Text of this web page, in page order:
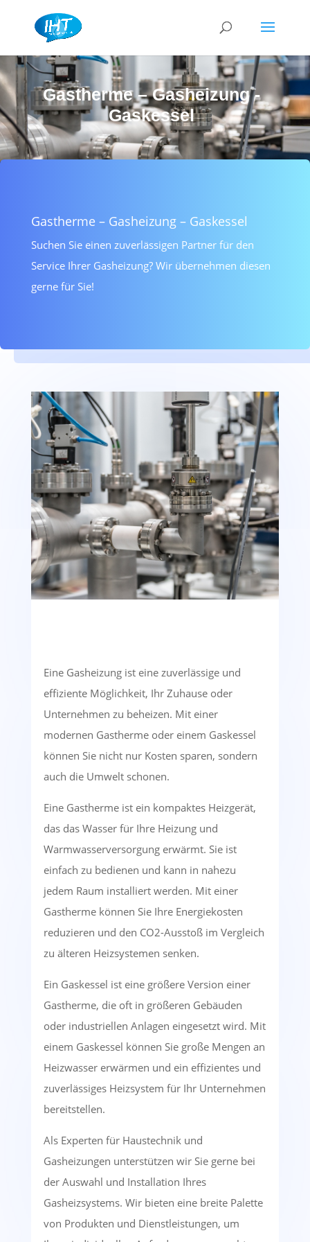
Gastherme – Gasheizung -
Gaskessel
Gastherme – Gasheizung – Gaskessel
Suchen Sie einen zuverlässigen Partner für den
Service Ihrer Gasheizung? Wir übernehmen diesen
gerne für Sie!
Eine Gasheizung ist eine zuverlässige und
effiziente Möglichkeit, Ihr Zuhause oder
Unternehmen zu beheizen. Mit einer
modernen Gastherme oder einem Gaskessel
können Sie nicht nur Kosten sparen, sondern
auch die Umwelt schonen.
Eine Gastherme ist ein kompaktes Heizgerät,
das das Wasser für Ihre Heizung und
Warmwasserversorgung erwärmt. Sie ist
einfach zu bedienen und kann in nahezu
jedem Raum installiert werden. Mit einer
Gastherme können Sie Ihre Energiekosten
reduzieren und den CO2-Ausstoß im Vergleich
zu älteren Heizsystemen senken.
Ein Gaskessel ist eine größere Version einer
Gastherme, die oft in größeren Gebäuden
oder industriellen Anlagen eingesetzt wird. Mit
einem Gaskessel können Sie große Mengen an
Heizwasser erwärmen und ein effizientes und
zuverlässiges Heizsystem für Ihr Unternehmen
bereitstellen.
Als Experten für Haustechnik und
Gasheizungen unterstützen wir Sie gerne bei
der Auswahl und Installation Ihres
Gasheizsystems. Wir bieten eine breite Palette
von Produkten und Dienstleistungen, um